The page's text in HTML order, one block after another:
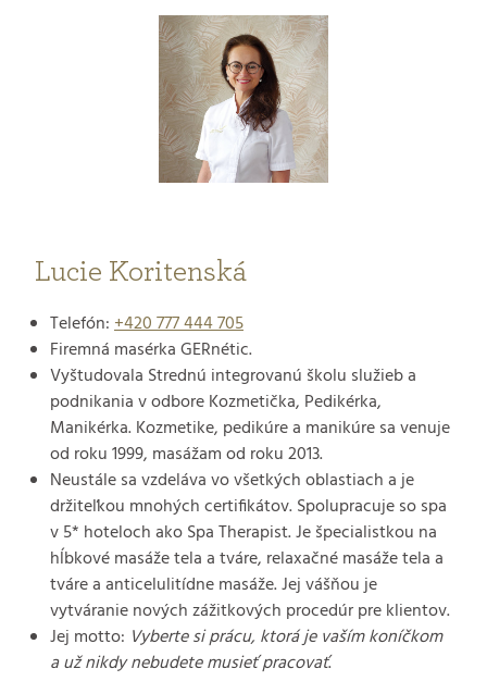
Lucie Koritenská
Telefón:+420 777 444 705
Firemná masérka GERnétic.
Vyštudovala Strednú integrovanú školu služieb a
podnikania v odbore Kozmetička, Pedikérka,
Manikérka. Kozmetike, pedikúre a manikúre sa venuje
od roku 1999, masážam od roku 2013.
Neustále sa vzdeláva vo všetkých oblastiach a je
držiteľkou mnohých certifikátov. Spolupracuje so spa
v 5* hoteloch ako Spa Therapist. Je špecialistkou na
hĺbkové masáže tela a tváre, relaxačné masáže tela a
tváre a anticelulitídne masáže. Jej vášňou je
vytváranie nových zážitkových procedúr pre klientov.
Jej motto: Vyberte si prácu, ktorá je vaším koníčkom
a už nikdy nebudete musieť pracovať.